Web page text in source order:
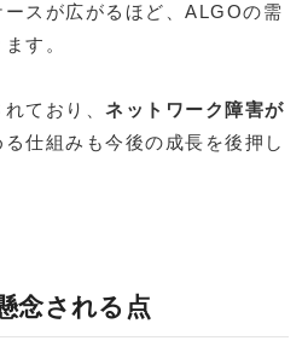
スが広がるほど、ALGOの需
す。
ており、 ネットワーク障害が
仕組みも今後の成長を後押し
念される点